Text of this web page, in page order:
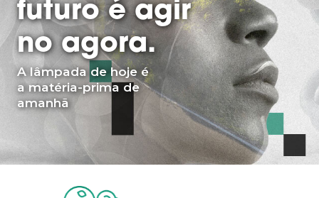
futuro é agir
no agora.
A lâmpada de hoje é
a matéria-prima de
amanhã